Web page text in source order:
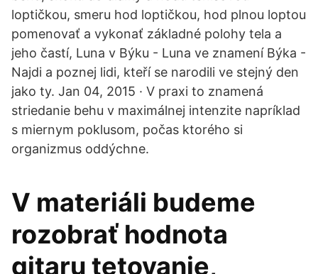
loptičkou, smeru hod loptičkou, hod plnou loptou
pomenovať a vykonať základné polohy tela a
jeho častí, Luna v Býku - Luna ve znamení Býka -
Najdi a poznej lidi, kteří se narodili ve stejný den
jako ty. Jan 04, 2015 · V praxi to znamená
striedanie behu v maximálnej intenzite napríklad
s miernym poklusom, počas ktorého si
organizmus oddýchne.
V materiáli budeme
rozobrať hodnota
gitaru tetovanie,